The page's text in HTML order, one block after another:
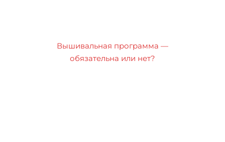
Вышивальная программа —
обязательна или нет?